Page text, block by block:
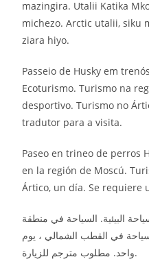
mazingira. Utalii Katika
michezo. Arctic utalii, siku
ziara hiyo.
Passeio de Husky em
Ecoturismo. Turismo na
desportivo. Turismo no
tradutor para a visita.
Paseo en trineo de perros
en la región de Moscú.
Ártico, un día. Se requiere
البيئية. السياحة في منطقة
في القطب الشمالي ، يوم
واحد. مطلوب مترجم للزيارة.